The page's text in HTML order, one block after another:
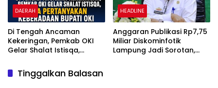
DAERAH
Di Tengah Ancaman
Kekeringan, Pemkab OKI
Gelar Shalat Istisqa,
Keberadaan Bupati OKI
HEADLINE
Anggaran Publikasi Rp7,75
Miliar Diskominfotik
Lampung Jadi Sorotan,
Tinggalkan Balasan